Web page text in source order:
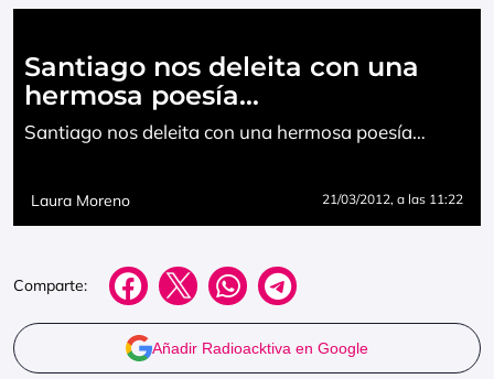
Santiago nos deleita con una
hermosa poesía…
Santiago nos deleita con una hermosa poesía…
Laura Moreno 21/03/2012, a las 11:22
Comparte:
Añadir Radioacktiva en Google